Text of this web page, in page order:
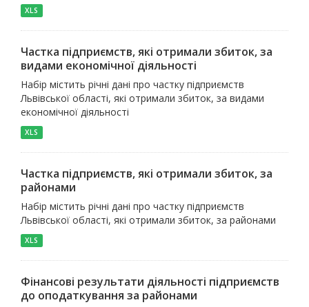
XLS
Частка підприємств, які отримали збиток, за
видами економічної діяльності
Набір містить річні дані про частку підприємств
Львівської області, які отримали збиток, за видами
економічної діяльності
XLS
Частка підприємств, які отримали збиток, за
районами
Набір містить річні дані про частку підприємств
Львівської області, які отримали збиток, за районами
XLS
Фінансові результати діяльності підприємств
до оподаткування за районами